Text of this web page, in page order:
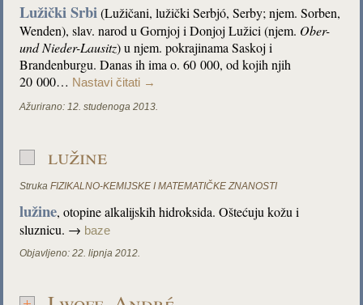
Lužički Srbi(Lužičani, lužički Serbjó, Serby; njem. Sorben,
Wenden), slav. narod u Gornjoj i Donjoj Lužici (njem. Ober-
und Nieder-Lausitz) u njem. pokrajinama Saskoj i
Brandenburgu. Danas ih ima o. 60 000, od kojih njih
20 000… Nastavi čitati →
Ažurirano: 12. studenoga 2013.
lužine
Struka FIZIKALNO-KEMIJSKE I MATEMATIČKE ZNANOSTI
lužine, otopine alkalijskih hidroksida. Oštećuju kožu i
sluznicu. → baze
Objavljeno: 22. lipnja 2012.